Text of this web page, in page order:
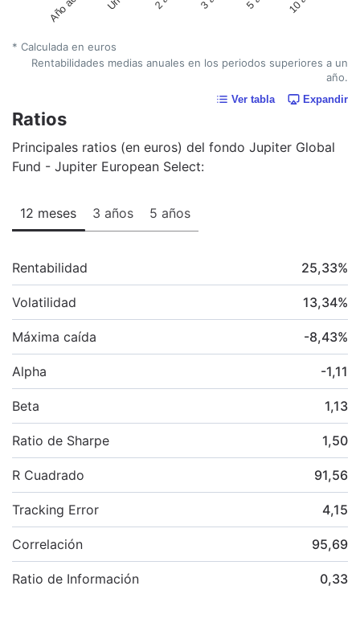
* Calculada en euros
Rentabilidades medias anuales en los periodos superiores a un
año.
Ver tabla Expandir
Ratios
Principales ratios (en euros) del fondo Jupiter Global
Fund - Jupiter European Select:
12 meses 3 años 5 años
Rentabilidad 25,33%
Volatilidad 13,34%
Máxima caída -8,43%
Alpha -1,11
Beta 1,13
Ratio de Sharpe 1,50
R Cuadrado 91,56
Tracking Error 4,15
Correlación 95,69
Ratio de Información 0,33